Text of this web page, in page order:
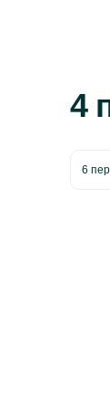
4
6